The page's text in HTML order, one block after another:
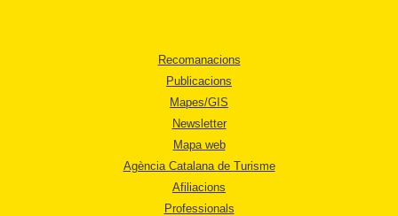
Recomanacions
Publicacions
Mapes/GIS
Newsletter
Mapa web
Agència Catalana de Turisme
Afiliacions
Professionals